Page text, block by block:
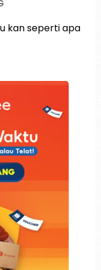
kan seperti apa